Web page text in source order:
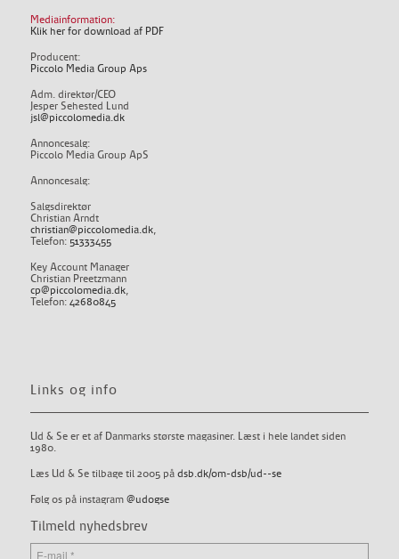
Mediainformation:
Klik her for download af PDF
Producent:
Piccolo Media Group Aps
Adm. direktør/CEO
Jesper Sehested Lund
jsl@piccolomedia.dk
Annoncesalg:
Piccolo Media Group ApS
Annoncesalg:
Salgsdirektør
Christian Arndt
christian@piccolomedia.dk,
Telefon: 51333455
Key Account Manager
Christian Preetzmann
cp@piccolomedia.dk,
Telefon: 42680845
Links og info
Ud & Se er et af Danmarks største magasiner. Læst i hele landet siden
1980.
Læs Ud & Se tilbage til 2005 på dsb.dk/om-dsb/ud--se
Følg os på instagram @udogse
Tilmeld nyhedsbrev